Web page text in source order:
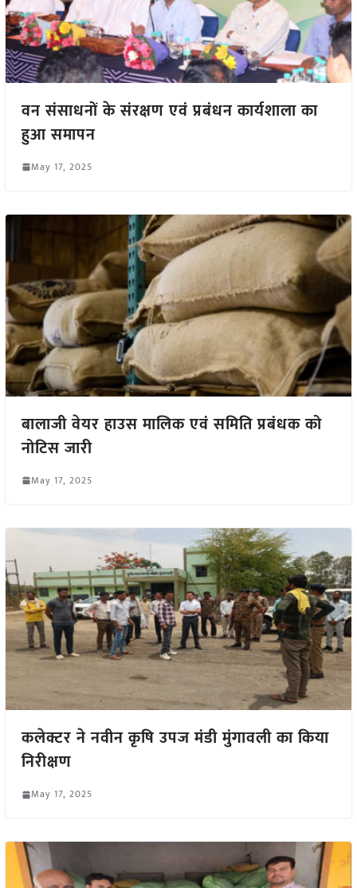
वन संसाधनों के संरक्षण एवं प्रबंधन कार्यशाला का
हुआ समापन
May 17, 2025
बालाजी वेयर हाउस मालिक एवं समिति प्रबंधक को
नोटिस जारी
May 17, 2025
कलेक्टर ने नवीन कृषि उपज मंडी मुंगावली का किया
निरीक्षण
May 17, 2025